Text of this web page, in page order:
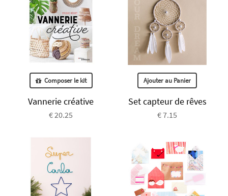
Composer le kit
Vannerie créative
€ 20.25
Ajouter au Panier
Set capteur de rêves
€ 7.15